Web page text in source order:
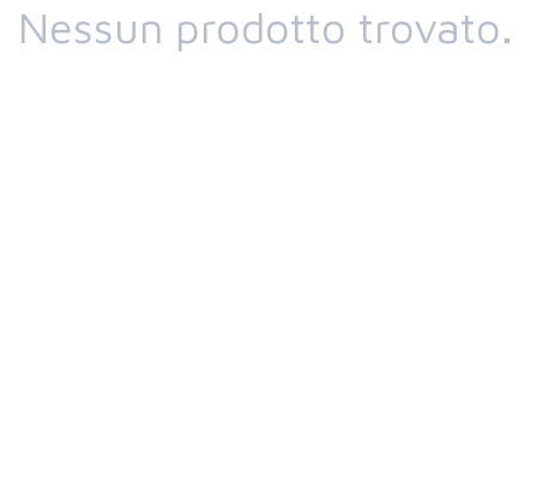
Nessun prodotto trovato.